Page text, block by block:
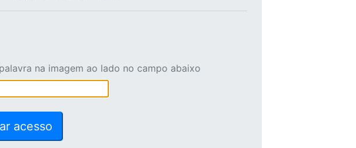
na imagem ao lado no campo abaixo